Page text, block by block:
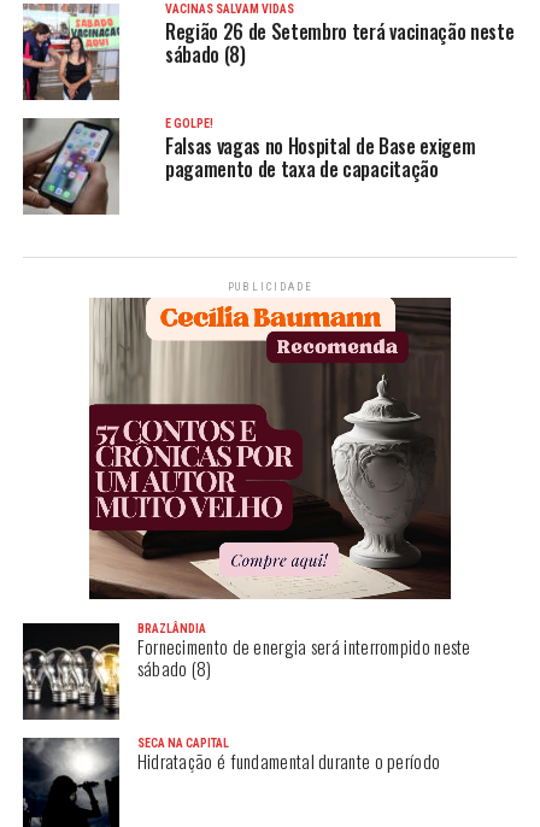
VACINAS SALVAM VIDAS
Região 26 de Setembro terá vacinação neste
sábado (8)
É GOLPE!
Falsas vagas no Hospital de Base exigem
pagamento de taxa de capacitação
PUBLICIDADE
BRAZLÂNDIA
Fornecimento de energia será interrompido neste
sábado (8)
SECA NA CAPITAL
Hidratação é fundamental durante o período